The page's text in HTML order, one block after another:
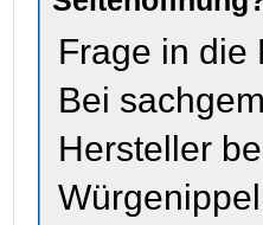
Frage in die
Bei
Hersteller